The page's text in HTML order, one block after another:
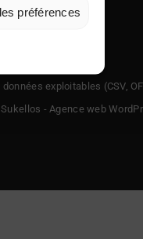
préférences
exploitables (CSV,
Sukellos - Agence web